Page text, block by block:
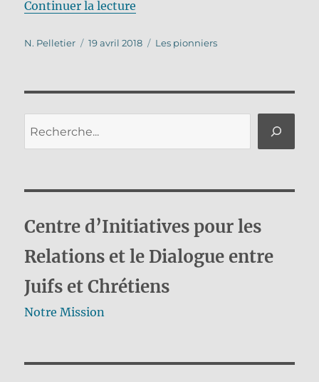
Continuer la lecture
Auteur
N. Pelletier
Publié
19 avril 2018 Catégories
Les pionniers
Centre d’Initiatives pour les
Relations et le Dialogue entre
Juifs et Chrétiens
Notre Mission